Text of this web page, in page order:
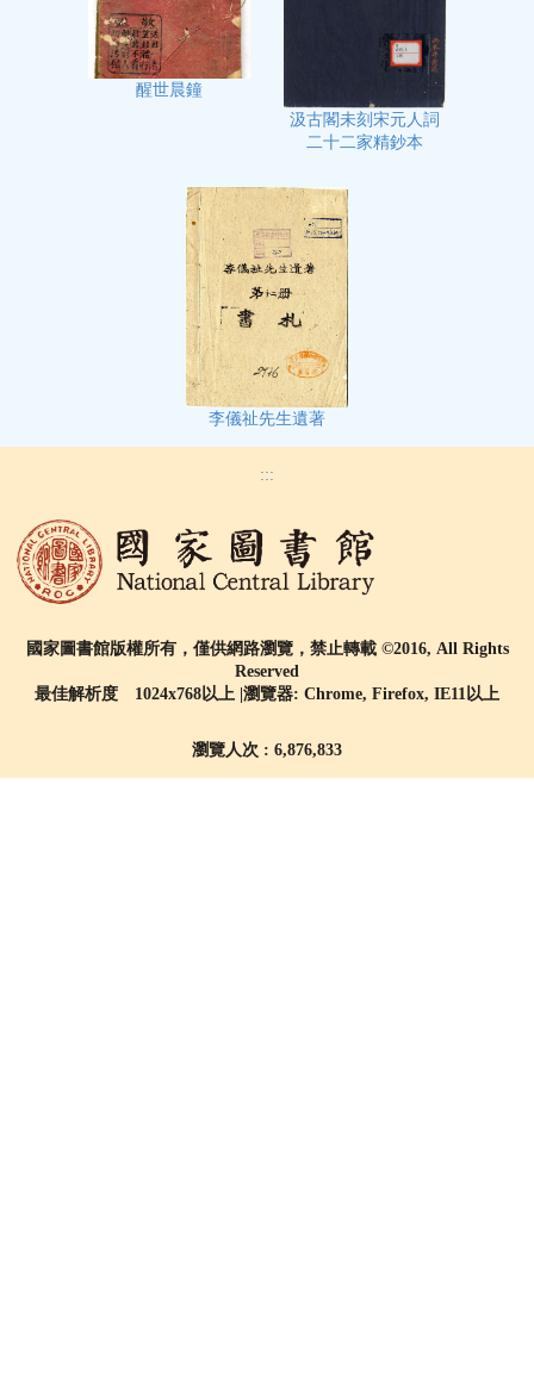
醒世晨鐘
汲古閣未刻宋元人詞
二十二家精鈔本
李儀祉先生遺著
:::
國家圖書館版權所有，僅供網路瀏覽，禁止轉載 ©2016, All Rights
Reserved
最佳解析度 1024x768以上 |瀏覽器: Chrome, Firefox, IE11以上
瀏覽人次 : 6,876,833